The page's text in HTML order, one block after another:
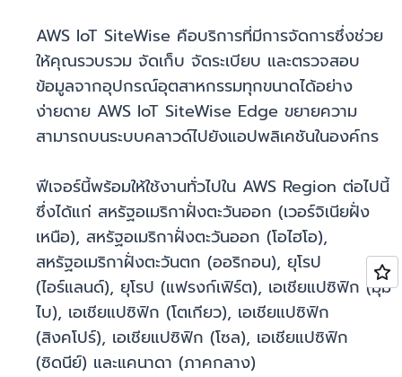
AWS IoT SiteWise คือบริการที่มีการจัดการซึ่งช่วย
ให้คุณรวบรวม จัดเก็บ จัดระเบียบ และตรวจสอบ
ข้อมูลจากอุปกรณ์อุตสาหกรรมทุกขนาดได้อย่าง
ง่ายดาย AWS IoT SiteWise Edge ขยายความ
สามารถบนระบบคลาวด์ไปยังแอปพลิเคชันในองค์กร
ฟีเจอร์นี้พร้อมให้ใช้งานทั่วไปใน AWS Region ต่อไปนี้
ซึ่งได้แก่ สหรัฐอเมริกาฝั่งตะวันออก (เวอร์จิเนียฝั่ง
เหนือ), สหรัฐอเมริกาฝั่งตะวันออก (โอไฮโอ),
สหรัฐอเมริกาฝั่งตะวันตก (ออริกอน), ยุโรป
(ไอร์แลนด์), ยุโรป (แฟรงก์เฟิร์ต), เอเชียแปซิฟิก (มุม
ไบ), เอเชียแปซิฟิก (โตเกียว), เอเชียแปซิฟิก
(สิงคโปร์), เอเชียแปซิฟิก (โซล), เอเชียแปซิฟิก
(ซิดนีย์) และแคนาดา (ภาคกลาง)